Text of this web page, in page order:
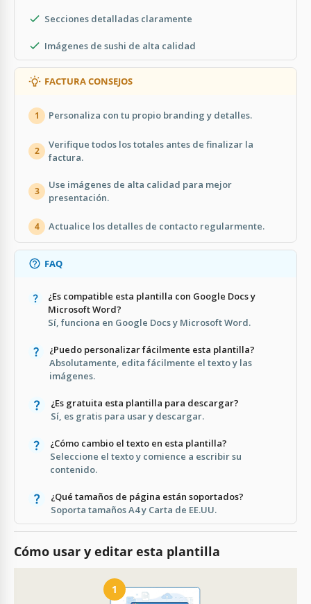
Secciones detalladas claramente
Imágenes de sushi de alta calidad
FACTURA CONSEJOS
1 Personaliza con tu propio branding y detalles.
2
Verifique todos los totales antes de finalizar la
factura.
3
Use imágenes de alta calidad para mejor
presentación.
4 Actualice los detalles de contacto regularmente.
FAQ
¿Es compatible esta plantilla con Google Docs y
Microsoft Word?
Sí, funciona en Google Docs y Microsoft Word.
¿Puedo personalizar fácilmente esta plantilla?
Absolutamente, edita fácilmente el texto y las
imágenes.
¿Es gratuita esta plantilla para descargar?
Sí, es gratis para usar y descargar.
¿Cómo cambio el texto en esta plantilla?
Seleccione el texto y comience a escribir su
contenido.
¿Qué tamaños de página están soportados?
Soporta tamaños A4 y Carta de EE.UU.
Cómo usar y editar esta plantilla
1